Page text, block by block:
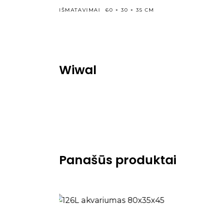
IŠMATAVIMAI
60 × 30 × 35 CM
Wiwal
Panašūs produktai